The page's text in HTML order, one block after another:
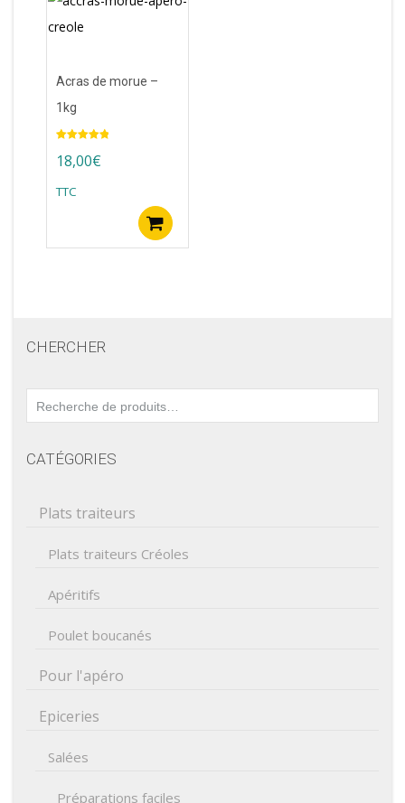
Acras de morue –
1kg
sur 5
18,00€
TTC
CHERCHER
Recherche
pour :
CATÉGORIES
Plats traiteurs
Plats traiteurs Créoles
Apéritifs
Poulet boucanés
Pour l'apéro
Epiceries
Salées
Préparations faciles